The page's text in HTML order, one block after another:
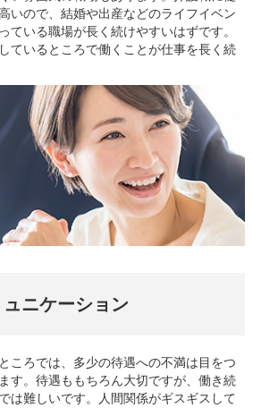
いので、結婚や出産などのライフイベン
ている職場が長く続けやすいはずです。
ているところで働くことが仕事を長く続
ニケーション
ころでは、多少の待遇への不満は目をつ
す。待遇ももちろん大切ですが、働き続
は難しいです。人間関係がギスギスして